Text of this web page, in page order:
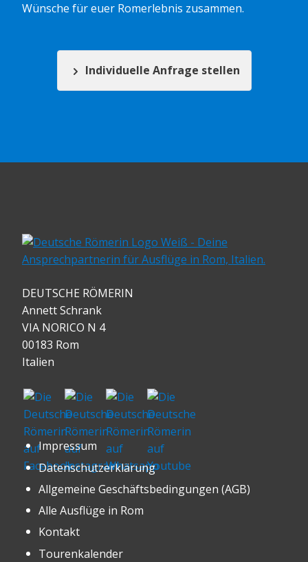
Wünsche für euer Romerlebnis zusammen.
Individuelle Anfrage stellen
DEUTSCHE RÖMERIN
Annett Schrank
VIA NORICO N 4
00183 Rom
Italien
Impressum
Datenschutzerklärung
Allgemeine Geschäftsbedingungen (AGB)
Alle Ausflüge in Rom
Kontakt
Tourenkalender